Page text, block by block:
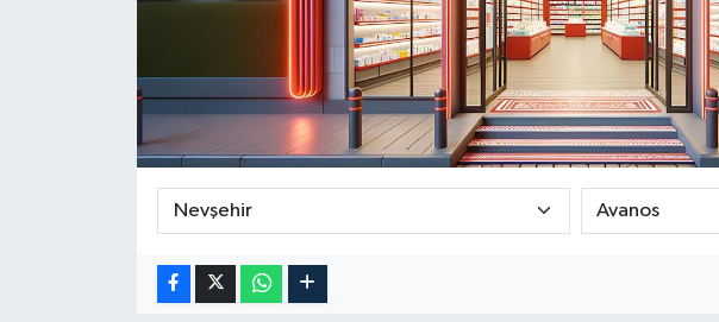
RESMİ REKLAM